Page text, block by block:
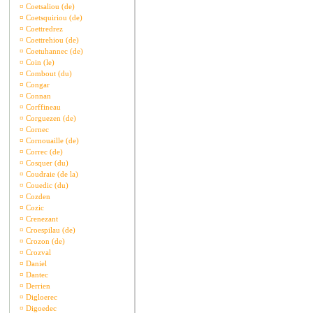
¤ Coetsaliou (de)
¤ Coetsquiriou (de)
¤ Coettredrez
¤ Coettrehiou (de)
¤ Coetuhannec (de)
¤ Coin (le)
¤ Combout (du)
¤ Congar
¤ Connan
¤ Corffineau
¤ Corguezen (de)
¤ Cornec
¤ Cornouaille (de)
¤ Correc (de)
¤ Cosquer (du)
¤ Coudraie (de la)
¤ Couedic (du)
¤ Cozden
¤ Cozic
¤ Crenezant
¤ Croespilau (de)
¤ Crozon (de)
¤ Crozval
¤ Daniel
¤ Dantec
¤ Derrien
¤ Digloerec
¤ Digoedec